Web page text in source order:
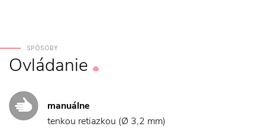
SPÔSOBY
Ovládanie
manuálne
tenkou retiazkou (Ø 3,2 mm)